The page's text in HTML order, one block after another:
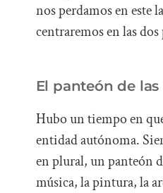
nos perdamos en este
centraremos en las
El panteón de las
Hubo un tiempo en
entidad autónoma.
en plural, un panteón
música, la pintura, la